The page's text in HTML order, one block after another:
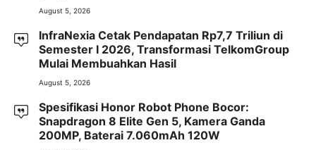
August 5, 2026
InfraNexia Cetak Pendapatan Rp7,7 Triliun di
Semester I 2026, Transformasi TelkomGroup
Mulai Membuahkan Hasil
August 5, 2026
Spesifikasi Honor Robot Phone Bocor:
Snapdragon 8 Elite Gen 5, Kamera Ganda
200MP, Baterai 7.060mAh 120W